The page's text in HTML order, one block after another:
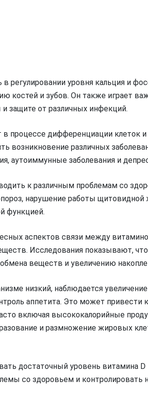
регулировании уровня кальция и
костей и зубов. Он также играет
защите от различных инфекций.
в процессе дифференциации клеток и
возникновение различных
аутоиммунные заболевания и
к различным проблемам со
нарушение работы
функцией.
аспектов связи между
Исследования показывают,
веществ и увеличению
низкий, наблюдается
аппетита. Это может привести
включая высококалорийные
и размножение жировых
достаточный уровень витамина D
со здоровьем и контролировать